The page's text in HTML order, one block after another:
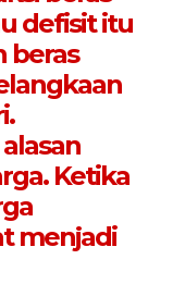
defisit itu
beras
Ketika
menjadi